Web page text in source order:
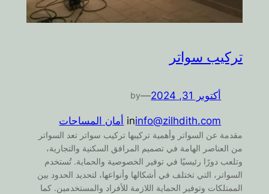
تركيب سواتر
أكتوبر 31, 2024 —
by
info@zilhdith.com
in أمان المساحات
مقدمة عن السواتر وأهمية تركيبها تركيب سواتر تعد السواتر
من العناصر الهامة في تصميم المرافق السكنية والتجارية،
وتلعب دورًا رئيسيًا في توفير الخصوصية والحماية. تُستخدم
السواتر، التي تختلف في أشكالها وأنواعها، لتحديد الحدود بين
الممتلكات وتوفير الحماية اللازمة للأفراد والمستخدمين. كما